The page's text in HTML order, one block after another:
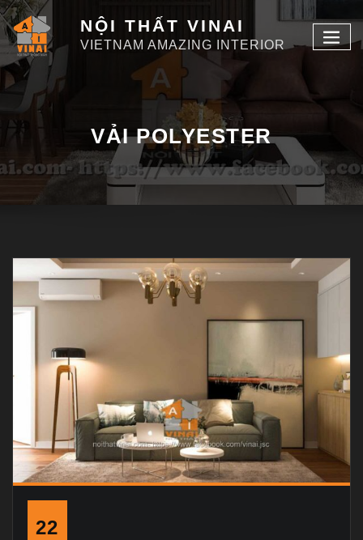
NỘI THẤT VINAI
VIETNAM AMAZING INTERIOR
VẢI POLYESTER
22